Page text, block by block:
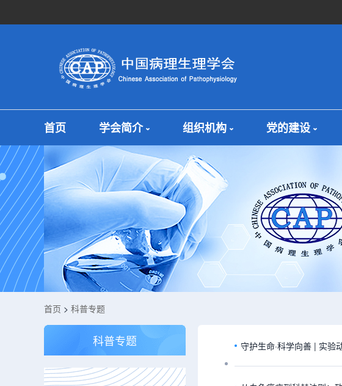
首页 学会简介 组织机构 党的建设
首页 > 科普专题
科普专题 守护生命·科学向善 | 实验